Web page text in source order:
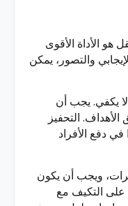
هو الأداة الأقوى
والتصور، يمكن
لا يكفي. يجب أن
التحفيز
في دفع الأفراد
ويجب أن يكون
على التكيف مع